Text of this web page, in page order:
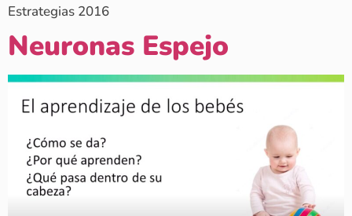
Estrategias 2016
Neuronas Espejo